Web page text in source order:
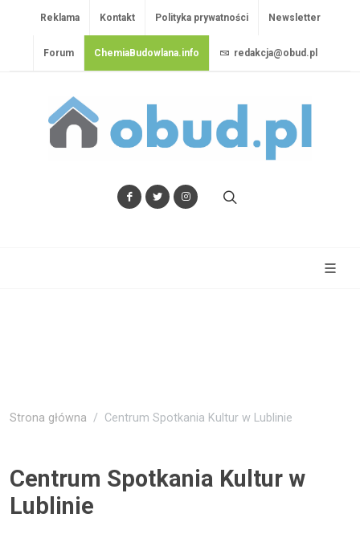
Reklama Kontakt Polityka prywatności Newsletter
Forum ChemiaBudowlana.info redakcja@obud.pl
Strona główna Centrum Spotkania Kultur w Lublinie
Centrum Spotkania Kultur w
Lublinie